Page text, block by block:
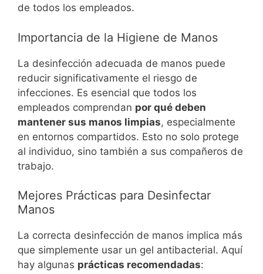
de todos los empleados.
Importancia de la Higiene de Manos
La desinfección adecuada de manos puede
reducir significativamente el riesgo de
infecciones. Es esencial que todos los
empleados comprendan por qué deben
mantener sus manos limpias, especialmente
en entornos compartidos. Esto no solo protege
al individuo, sino también a sus compañeros de
trabajo.
Mejores Prácticas para Desinfectar
Manos
La correcta desinfección de manos implica más
que simplemente usar un gel antibacterial. Aquí
hay algunas prácticas recomendadas: